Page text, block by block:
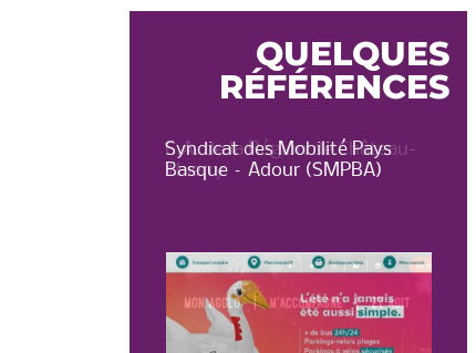
QUELQUES
RÉFÉRENCES
Syndicat des Mobilité Pays
Basque – Adour (SMPBA)